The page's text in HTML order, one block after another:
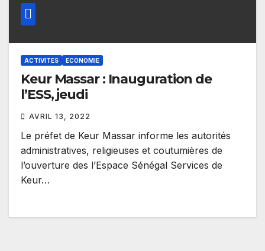
ACTIVITES ECONOMIE
Keur Massar : Inauguration de
l’ESS, jeudi
AVRIL 13, 2022
Le préfet de Keur Massar informe les autorités
administratives, religieuses et coutumières de
l’ouverture des l’Espace Sénégal Services de
Keur…